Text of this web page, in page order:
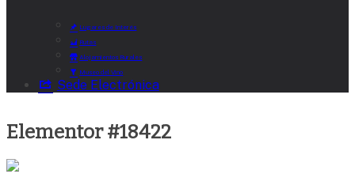
Lugares de Interés
Rutas
Alojamientos Rurales
Museo del Vino
Sede Electrónica
Elementor #18422